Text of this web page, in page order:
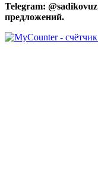
Telegram:
предложений.